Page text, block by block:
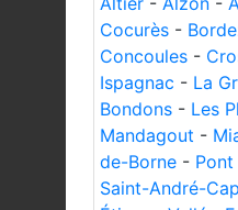
Cocurès -
Concoules -
Ispagnac - La
Bondons - Les
Mandagout -
de-Borne -
Saint-André-